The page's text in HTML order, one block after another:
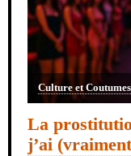
Culture et Coutumes
La
j’ai